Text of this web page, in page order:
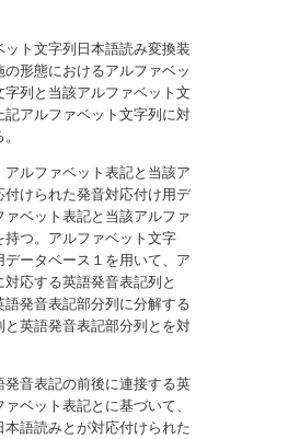
ト文字列日本語読み変換装
形態におけるアルファベッ
列と当該アルファベット文
アルファベット文字列に対
ルファベット表記と当該ア
けられた発音対応付け用デ
ベット表記と当該アルファ
つ。アルファベット文字
ータベース１を用いて、ア
応する英語発音表記列と
発音表記部分列に分解する
英語発音表記部分列とを対
音表記の前後に連接する英
ベット表記とに基づいて、
語読みとが対応付けられた